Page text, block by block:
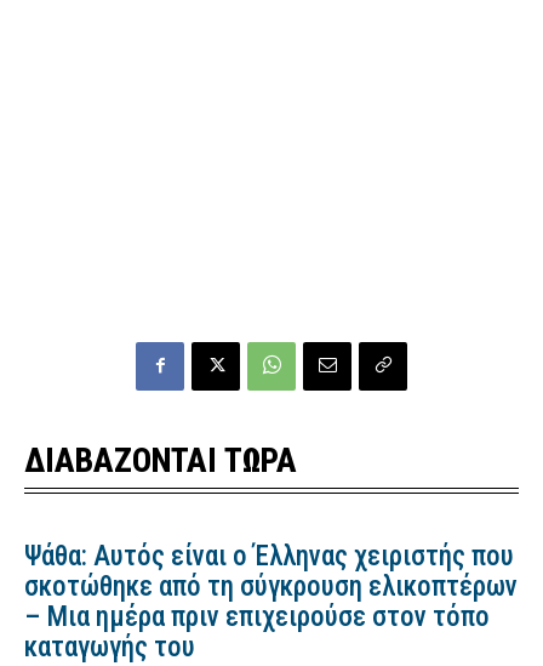
ΔΙΑΒΑΖΟΝΤΑΙ ΤΩΡΑ
Ψάθα: Αυτός είναι ο Έλληνας χειριστής που
σκοτώθηκε από τη σύγκρουση ελικοπτέρων
– Μια ημέρα πριν επιχειρούσε στον τόπο
καταγωγής του